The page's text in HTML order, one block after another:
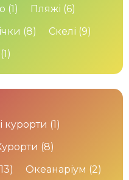
(1) Пляжі (6)
(8) Скелі (9)
(1)
курорти (1)
(8)
Океанаріум (2)